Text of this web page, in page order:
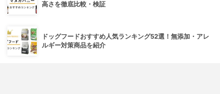
高さを徹底比較・検証
ドッグフードおすすめ人気ランキング52選！無添加・アレ
ルギー対策商品を紹介